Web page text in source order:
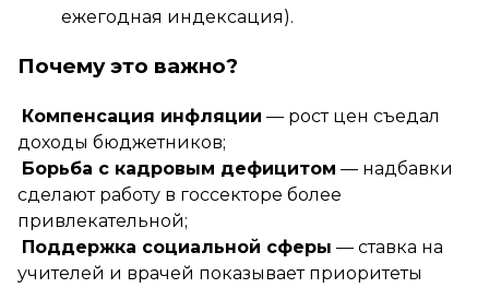
ежегодная индексация).
Почему это важно?
Компенсация инфляции — рост цен съедал
доходы бюджетников;
Борьба с кадровым дефицитом — надбавки
сделают работу в госсекторе более
привлекательной;
Поддержка социальной сферы — ставка на
учителей и врачей показывает приоритеты